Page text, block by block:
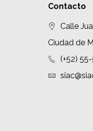
Contacto
Calle
Ciudad de
(+52)